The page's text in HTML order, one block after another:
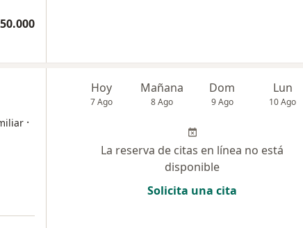
·
Hoy
7 Ago
Mañana
8 Ago
Dom
9 Ago
Lun
10 Ago
La reserva de citas en línea no está
disponible
Solicita una cita